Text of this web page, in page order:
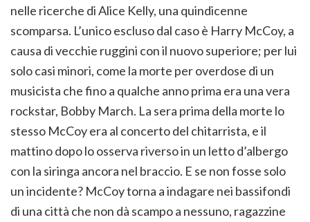
nelle ricerche di Alice Kelly, una quindicenne
scomparsa. L’unico escluso dal caso è Harry McCoy, a
causa di vecchie ruggini con il nuovo superiore; per lui
solo casi minori, come la morte per overdose di un
musicista che fino a qualche anno prima era una vera
rockstar, Bobby March. La sera prima della morte lo
stesso McCoy era al concerto del chitarrista, e il
mattino dopo lo osserva riverso in un letto d’albergo
con la siringa ancora nel braccio. E se non fosse solo
un incidente? McCoy torna a indagare nei bassifondi
di una città che non dà scampo a nessuno, ragazzine